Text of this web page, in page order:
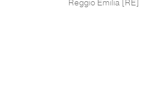
Reggio Emilia [RE]